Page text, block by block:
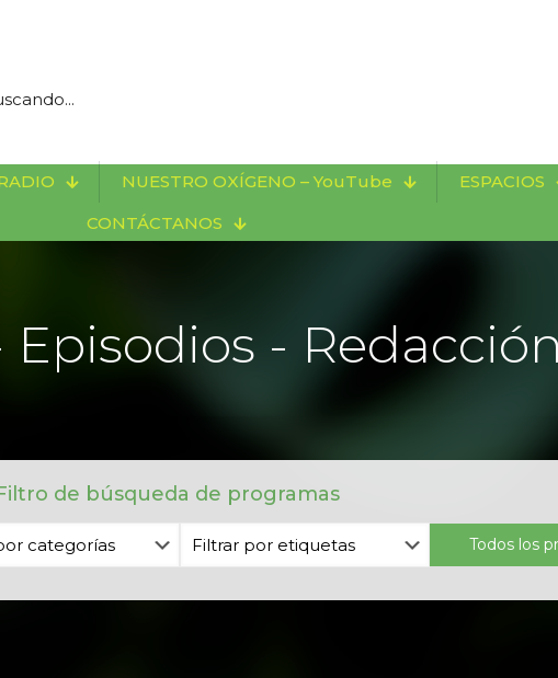
NUESTRO OXÍGENO – YouTube
ESPACIOS
CONTÁCTANOS
Episodios - Redacción
de búsqueda de programas
Todos los